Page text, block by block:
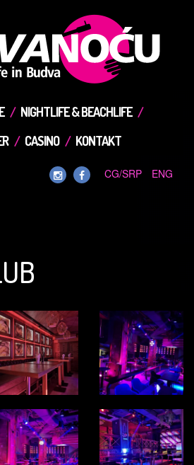
NIGHTLIFE & BEACHLIFE
CASINO KONTAKT
CG/SRP ENG